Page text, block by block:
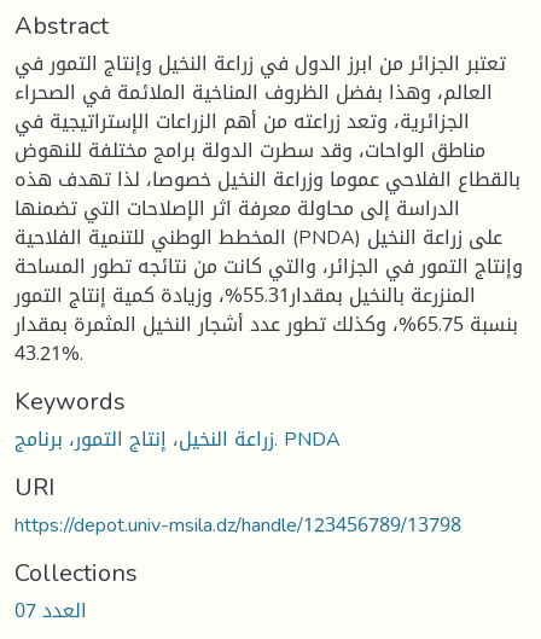
Abstract
تعتبر الجزائر من ابرز الدول في زراعة النخيل وإنتاج التمور في
العالم، وهذا بفضل الظروف المناخية الملائمة في الصحراء
الجزائرية، وتعد زراعته من أهم الزراعات الإستراتيجية في
مناطق الواحات، وقد سطرت الدولة برامج مختلفة للنهوض
بالقطاع الفلاحي عموما وزراعة النخيل خصوصا، لذا تهدف هذه
الدراسة إلى محاولة معرفة اثر الإصلاحات التي تضمنها
المخطط الوطني للتنمية الفلاحية (PNDA) على زراعة النخيل
وإنتاج التمور في الجزائر، والتي كانت من نتائجه تطور المساحة
المنزرعة بالنخيل بمقدار55.31%، وزيادة كمية إنتاج التمور
بنسبة 65.75%، وكذلك تطور عدد أشجار النخيل المثمرة بمقدار
43.21%.
Keywords
زراعة النخيل، إنتاج التمور، برنامج. PNDA
URI
https://depot.univ-msila.dz/handle/123456789/13798
Collections
العدد 07